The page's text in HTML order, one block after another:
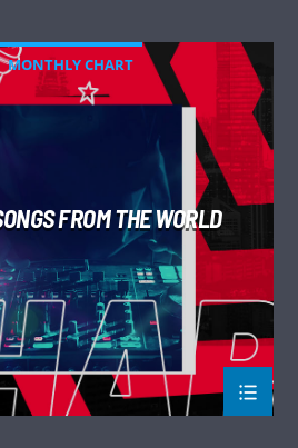
MONTHLY CHART
FROM THE WORLD